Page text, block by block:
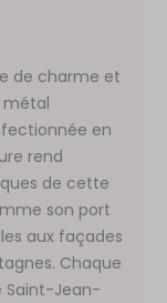
de charme et
métal
en
rend
de cette
son port
aux façades
Chaque
Saint-Jean-